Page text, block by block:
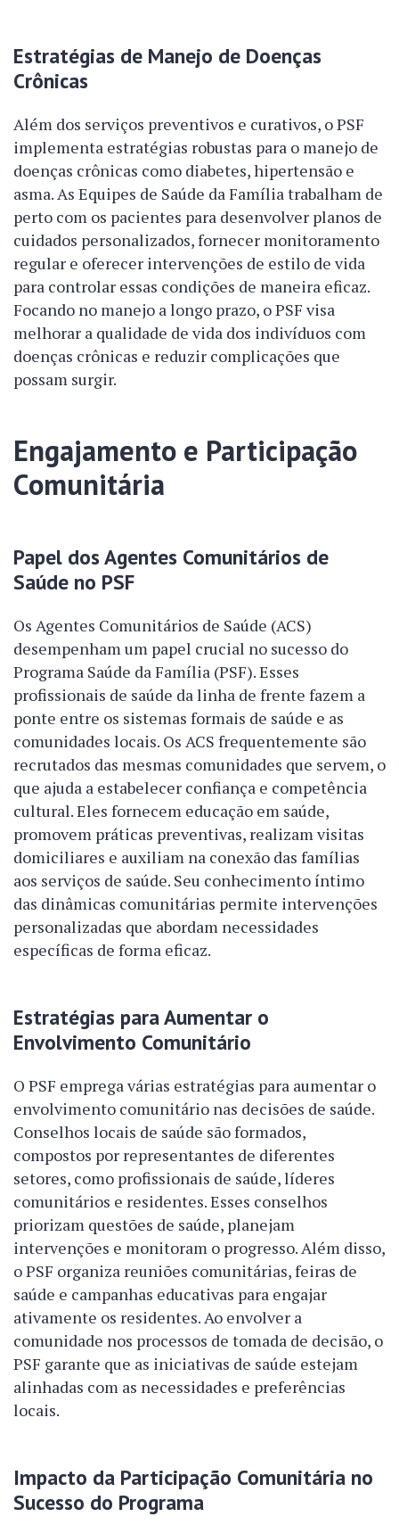
Estratégias de Manejo de Doenças
Crônicas
Além dos serviços preventivos e curativos, o PSF
implementa estratégias robustas para o manejo de
doenças crônicas como diabetes, hipertensão e
asma. As Equipes de Saúde da Família trabalham de
perto com os pacientes para desenvolver planos de
cuidados personalizados, fornecer monitoramento
regular e oferecer intervenções de estilo de vida
para controlar essas condições de maneira eficaz.
Focando no manejo a longo prazo, o PSF visa
melhorar a qualidade de vida dos indivíduos com
doenças crônicas e reduzir complicações que
possam surgir.
Engajamento e Participação
Comunitária
Papel dos Agentes Comunitários de
Saúde no PSF
Os Agentes Comunitários de Saúde (ACS)
desempenham um papel crucial no sucesso do
Programa Saúde da Família (PSF). Esses
profissionais de saúde da linha de frente fazem a
ponte entre os sistemas formais de saúde e as
comunidades locais. Os ACS frequentemente são
recrutados das mesmas comunidades que servem, o
que ajuda a estabelecer confiança e competência
cultural. Eles fornecem educação em saúde,
promovem práticas preventivas, realizam visitas
domiciliares e auxiliam na conexão das famílias
aos serviços de saúde. Seu conhecimento íntimo
das dinâmicas comunitárias permite intervenções
personalizadas que abordam necessidades
específicas de forma eficaz.
Estratégias para Aumentar o
Envolvimento Comunitário
O PSF emprega várias estratégias para aumentar o
envolvimento comunitário nas decisões de saúde.
Conselhos locais de saúde são formados,
compostos por representantes de diferentes
setores, como profissionais de saúde, líderes
comunitários e residentes. Esses conselhos
priorizam questões de saúde, planejam
intervenções e monitoram o progresso. Além disso,
o PSF organiza reuniões comunitárias, feiras de
saúde e campanhas educativas para engajar
ativamente os residentes. Ao envolver a
comunidade nos processos de tomada de decisão, o
PSF garante que as iniciativas de saúde estejam
alinhadas com as necessidades e preferências
locais.
Impacto da Participação Comunitária no
Sucesso do Programa